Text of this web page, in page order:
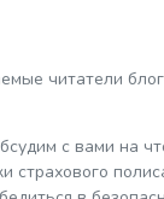
читатели
с вами на
страхового